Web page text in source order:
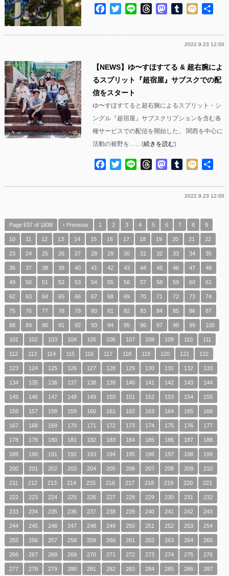
Facebook
TwitterLine ThreadsMastodon
Tumblr
Mixi
2022.9.23 12:00
【NEWS】ゆ〜すほすてる & 超右腕によ
るスプリット『超宿屋』サブスクでの配
信をスタート
ゆ〜すほすてると超右腕によるスプリット・シ
ングル『超宿屋』サブスクリプションを含む各
種サービスでの配信を開始した。 関西を中心に
活動の裾野を……(続きを読む)
Facebook
TwitterLine ThreadsMastodon
Tumblr
Mixi
2022.9.23 12:00
Page 637 of 1838 ‹ Previous 1 2 3 4 5 6 7 8 9
10 11 12 13 14 15 16 17 18 19 20 21 22
23 24 25 26 27 28 29 30 31 32 33 34 35
36 37 38 39 40 41 42 43 44 45 46 47 48
49 50 51 52 53 54 55 56 57 58 59 60 61
62 63 64 65 66 67 68 69 70 71 72 73 74
75 76 77 78 79 80 81 82 83 84 85 86 87
88 89 90 91 92 93 94 95 96 97 98 99 100
101 102 103 104 105 106 107 108 109 110 111
112 113 114 115 116 117 118 119 120 121 122
123 124 125 126 127 128 129 130 131 132 133
134 135 136 137 138 139 140 141 142 143 144
145 146 147 148 149 150 151 152 153 154 155
156 157 158 159 160 161 162 163 164 165 166
167 168 169 170 171 172 173 174 175 176 177
178 179 180 181 182 183 184 185 186 187 188
189 190 191 192 193 194 195 196 197 198 199
200 201 202 203 204 205 206 207 208 209 210
211 212 213 214 215 216 217 218 219 220 221
222 223 224 225 226 227 228 229 230 231 232
233 234 235 236 237 238 239 240 241 242 243
244 245 246 247 248 249 250 251 252 253 254
255 256 257 258 259 260 261 262 263 264 265
266 267 268 269 270 271 272 273 274 275 276
277 278 279 280 281 282 283 284 285 286 287